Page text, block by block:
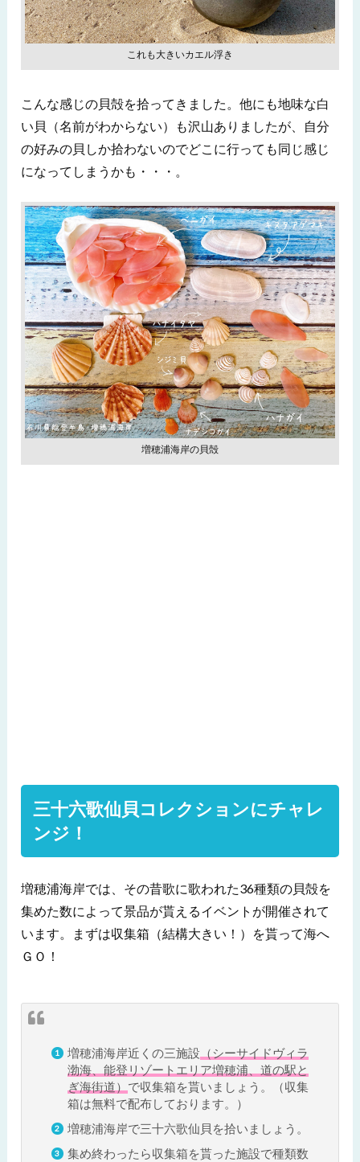
これも大きいカエル浮き
こんな感じの貝殻を拾ってきました。他にも地味な白
い貝（名前がわからない）も沢山ありましたが、自分
の好みの貝しか拾わないのでどこに行っても同じ感じ
になってしまうかも・・・。
増穂浦海岸の貝殻
三十六歌仙貝コレクションにチャレ
ンジ！
増穂浦海岸では、その昔歌に歌われた36種類の貝殻を
集めた数によって景品が貰えるイベントが開催されて
います。まずは収集箱（結構大きい！）を貰って海へ
ＧＯ！
増穂浦海岸近くの三施設 （シーサイドヴィラ
渤海、能登リゾートエリア増穂浦、道の駅と
ぎ海街道） で収集箱を貰いましょう。（収集
箱は無料で配布しております。）
増穂浦海岸で三十六歌仙貝を拾いましょう。
集め終わったら収集箱を貰った施設で種類数